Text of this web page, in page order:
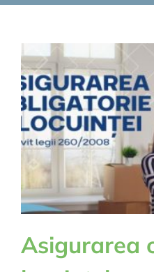
Asigurarea